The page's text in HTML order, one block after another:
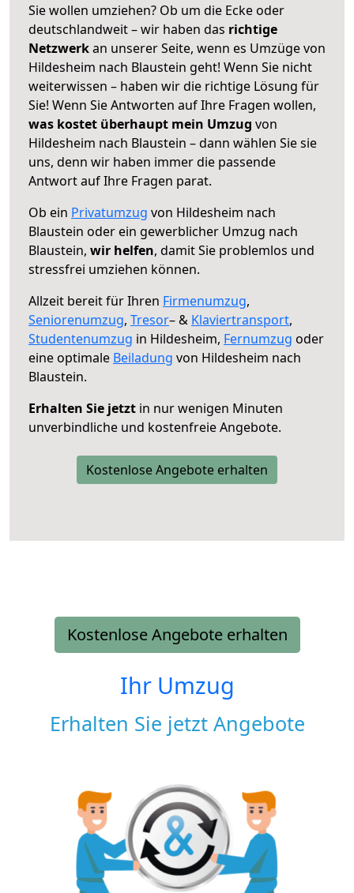
Sie wollen umziehen? Ob um die Ecke oder
deutschlandweit – wir haben das richtige
Netzwerkan unserer Seite, wenn es Umzüge von
Hildesheim nach Blaustein geht! Wenn Sie nicht
weiterwissen – haben wir die richtige Lösung für
Sie! Wenn Sie Antworten auf Ihre Fragen wollen,
was kostet überhaupt mein Umzug von
Hildesheim nach Blaustein – dann wählen Sie sie
uns, denn wir haben immer die passende
Antwort auf Ihre Fragen parat.
Ob ein Privatumzug von Hildesheim nach
Blaustein oder ein gewerblicher Umzug nach
Blaustein, wir helfen, damit Sie problemlos und
stressfrei umziehen können.
Allzeit bereit für Ihren Firmenumzug,
Seniorenumzug, Tresor– & Klaviertransport,
Studentenumzug in Hildesheim, Fernumzug oder
eine optimale Beiladung von Hildesheim nach
Blaustein.
Erhalten Sie jetzt in nur wenigen Minuten
unverbindliche und kostenfreie Angebote.
Kostenlose Angebote erhalten
Kostenlose Angebote erhalten
Ihr Umzug
Erhalten Sie jetzt Angebote